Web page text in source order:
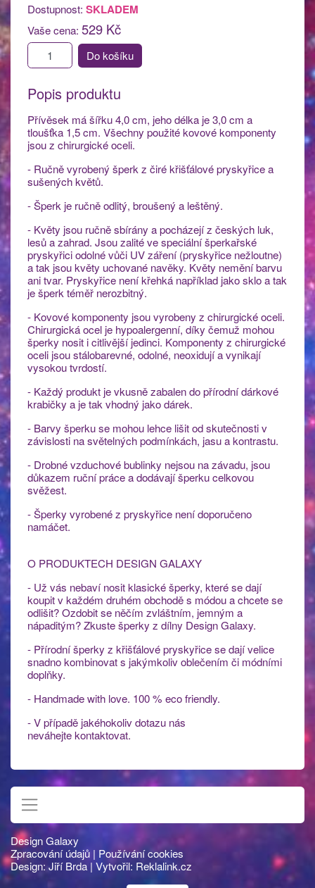
Dostupnost: SKLADEM
Vaše cena: 529 Kč
Do košíku
Popis produktu
Přívěsek má šířku 4,0 cm, jeho délka je 3,0 cm a
tloušťka 1,5 cm. Všechny použité kovové komponenty
jsou z chirurgické oceli.
- Ručně vyrobený šperk z čiré křišťálové pryskyřice a
sušených květů.
- Šperk je ručně odlitý, broušený a leštěný.
- Květy jsou ručně sbírány a pocházejí z českých luk,
lesů a zahrad. Jsou zalité ve speciální šperkařské
pryskyřici odolné vůči UV záření (pryskyřice nežloutne)
a tak jsou květy uchované navěky. Květy nemění barvu
ani tvar. Pryskyřice není křehká například jako sklo a tak
je šperk téměř nerozbitný.
- Kovové komponenty jsou vyrobeny z chirurgické oceli.
Chirurgická ocel je hypoalergenní, díky čemuž mohou
šperky nosit i citlivější jedinci. Komponenty z chirurgické
oceli jsou stálobarevné, odolné, neoxidují a vynikají
vysokou tvrdostí.
- Každý produkt je vkusně zabalen do přírodní dárkové
krabičky a je tak vhodný jako dárek.
- Barvy šperku se mohou lehce lišit od skutečnosti v
závislosti na světelných podmínkách, jasu a kontrastu.
- Drobné vzduchové bublinky nejsou na závadu, jsou
důkazem ruční práce a dodávají šperku celkovou
svěžest.
- Šperky vyrobené z pryskyřice není doporučeno
namáčet.
O PRODUKTECH DESIGN GALAXY
- Už vás nebaví nosit klasické šperky, které se dají
koupit v každém druhém obchodě s módou a chcete se
odlišit? Ozdobit se něčím zvláštním, jemným a
nápaditým? Zkuste šperky z dílny Design Galaxy.
- Přírodní šperky z křišťálové pryskyřice se dají velice
snadno kombinovat s jakýmkoliv oblečením či módními
doplňky.
- Handmade with love. 100 % eco friendly.
- V případě jakéhokoliv dotazu nás
neváhejte kontaktovat.
Design Galaxy
Zpracování údajů | Používání cookies
Design: Jiří Brda | Vytvořil: Reklalink.cz